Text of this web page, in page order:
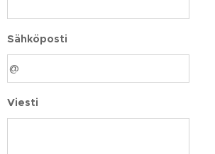
Sähköposti
Viesti